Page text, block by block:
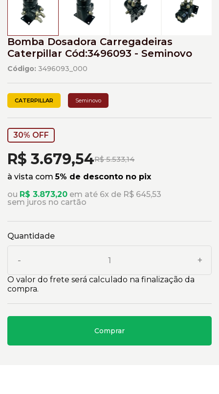
Bomba Dosadora Carregadeiras
Caterpillar Cód:3496093 - Seminovo
Código: 3496093_000
CATERPILLAR Seminovo
30% OFF
R$ 5.533,14
R$ 3.679,54
à vista com5% de desconto no pix
ou R$ 3.873,20 em até 6x de R$ 645,53
sem juros no cartão
Quantidade
- +
O valor do frete será calculado na finalização da
compra.
Comprar